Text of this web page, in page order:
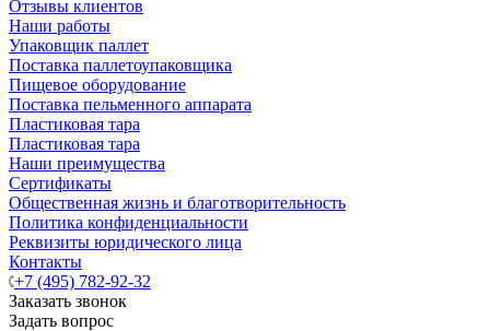
Отзывы клиентов
Наши работы
Упаковщик паллет
Поставка паллетоупаковщика
Пищевое оборудование
Поставка пельменного аппарата
Пластиковая тара
Пластиковая тара
Наши преимущества
Сертификаты
Общественная жизнь и благотворительность
Политика конфиденциальности
Реквизиты юридического лица
Контакты
+7 (495) 782-92-32
Заказать звонок
Задать вопрос